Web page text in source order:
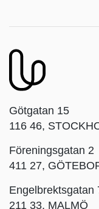
Götgatan 15
116 46,
Föreningsgatan 2
411 27,
Engelbrektsgatan
211 33, MALMÖ